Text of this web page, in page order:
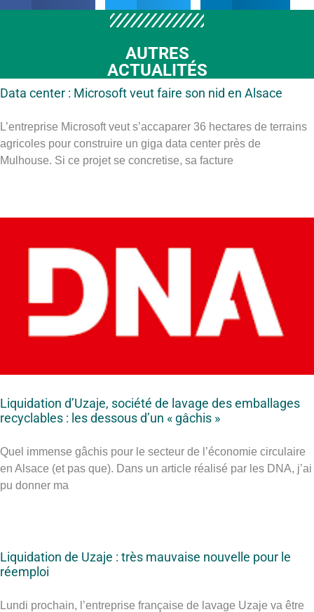
AUTRES
ACTUALITÉS
Data center : Microsoft veut faire son nid en Alsace
L’entreprise Microsoft veut s’accaparer 36 hectares de terrains
agricoles pour construire un giga data center près de
Mulhouse. Si ce projet se concretise, sa facture
Liquidation d’Uzaje, société de lavage des emballages
recyclables : les dessous d’un « gâchis »
Quel immense gâchis pour le secteur de l’économie circulaire
en Alsace (et pas que). Dans un article réalisé par les DNA, j’ai
pu donner ma
Liquidation de Uzaje : très mauvaise nouvelle pour le
réemploi
Lundi prochain, l’entreprise française de lavage Uzaje va être